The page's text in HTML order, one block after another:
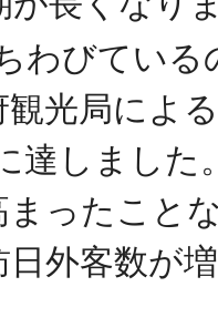
わびてい
光局によ
達しまし
まったこと
日外客数が